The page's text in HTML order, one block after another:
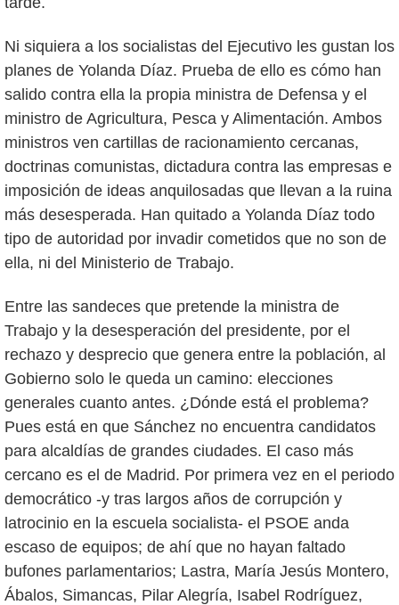
Ni siquiera a los socialistas del Ejecutivo les gustan los
planes de Yolanda Díaz. Prueba de ello es cómo han
salido contra ella la propia ministra de Defensa y el
ministro de Agricultura, Pesca y Alimentación. Ambos
ministros ven cartillas de racionamiento cercanas,
doctrinas comunistas, dictadura contra las empresas e
imposición de ideas anquilosadas que llevan a la ruina
más desesperada. Han quitado a Yolanda Díaz todo
tipo de autoridad por invadir cometidos que no son de
ella, ni del Ministerio de Trabajo.
Entre las sandeces que pretende la ministra de
Trabajo y la desesperación del presidente, por el
rechazo y desprecio que genera entre la población, al
Gobierno solo le queda un camino: elecciones
generales cuanto antes. ¿Dónde está el problema?
Pues está en que Sánchez no encuentra candidatos
para alcaldías de grandes ciudades. El caso más
cercano es el de Madrid. Por primera vez en el periodo
democrático -y tras largos años de corrupción y
latrocinio en la escuela socialista- el PSOE anda
escaso de equipos; de ahí que no hayan faltado
bufones parlamentarios; Lastra, María Jesús Montero,
Ábalos, Simancas, Pilar Alegría, Isabel Rodríguez,